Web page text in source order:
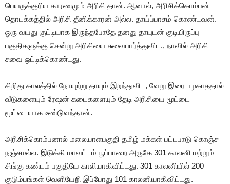
பெயருக்குரிய காரணமும் அரிசி தான். ஆனால், அரிசிக்கொம்பன்
தொடக்கத்தில் அரிசி தீனிக்காரன் அல்ல. தாய்ப்பாசம் கொண்டவன்.
ஒரு வயது குட்டியாக இருந்தபோதே தனது தாயுடன் குடியிருப்பு
பகுதிகளுக்கு சென்று அரிசியை சுவைபார்த்துவிட., நாவில் அரிசி
சுவை ஒட்டிக்கொண்டது.
சிறிது காலத்தில் நோயுற்று தாயும் இறந்துவிட, வேறு இரை பழகாததால்
வீடுகளையும் ரேஷன் கடைகளையும் தேடி அரிசியை மூட்டை
மூட்டையாக உண்டுவந்தான்.
அரிசிக்கொம்பனால் மலையாளபகுதி தமிழ் மக்கள் பட்டபாடு கொஞ்ச
நஞ்சமல்ல. இடுக்கி மாவட்டம் பூப்பாறை அருகே 301 காலனி மற்றும்
சிங்கு கண்டம் பகுதியே காலியாகிவிட்டது. 301 காலனியில் 200
குடும்பங்கள் வெளியேறி இப்போது 101 காலனியாகிவிட்டது.